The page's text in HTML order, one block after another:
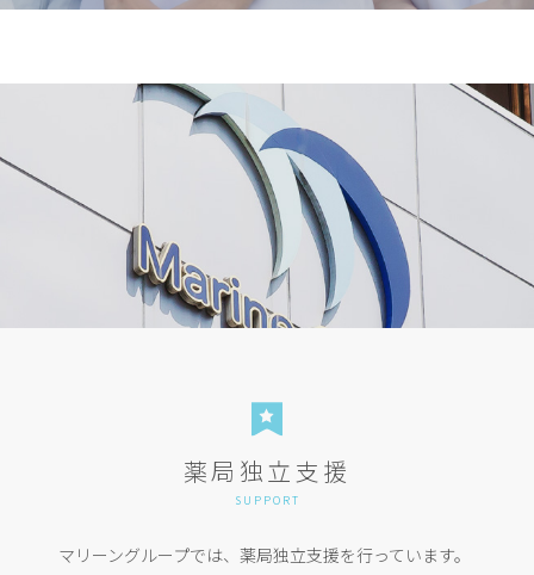
薬局独立支援
SUPPORT
マリーングループでは、薬局独立支援を行っています。